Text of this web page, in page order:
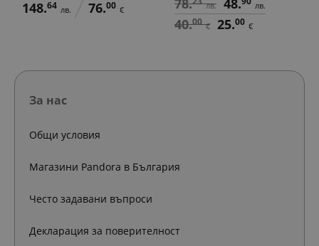
148.64 лв. 76.00 € лв. лв.
40.00 € 25.00 €
За нас
Общи условия
Магазини Pandora в България
Често задавани въпроси
Декларация за поверителност